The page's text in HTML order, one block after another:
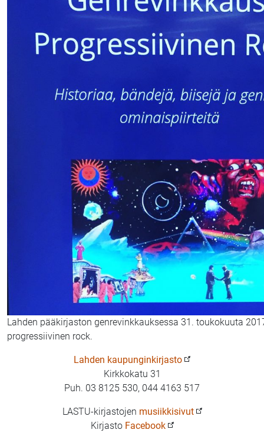
Lahden pääkirjaston genrevinkkauksessa 31. toukokuuta
progressiivinen rock.
Lahden kaupunginkirjasto
Kirkkokatu 31
Puh. 03 8125 530, 044 4163 517
LASTU-kirjastojen musiikkisivut
Kirjasto Facebook